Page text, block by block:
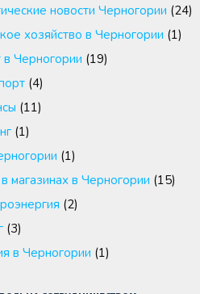
новости Черногории (24)
хозяйство в Черногории (1)
в Черногории (19)
(4)
(11)
(1)
(1)
магазинах в Черногории (15)
(2)
(3)
в Черногории (1)